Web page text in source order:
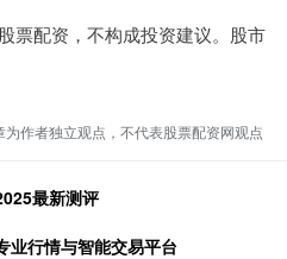
票配资，不构成投资建议。股市
为作者独立观点，不代表股票配资网观点
最新测评
业行情与智能交易平台